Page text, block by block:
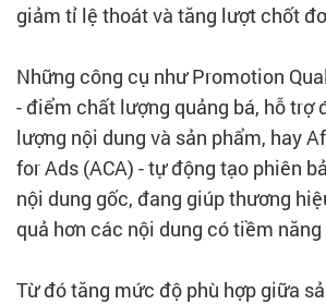
giảm tỉ lệ thoát và tăng lượt chốt
Những công cụ như Promotion
- điểm chất lượng quảng bá, hỗ trợ
lượng nội dung và sản phẩm, hay
for Ads (ACA) - tự động tạo phiên
nội dung gốc, đang giúp thương
quả hơn các nội dung có tiềm
Từ đó tăng mức độ phù hợp giữa